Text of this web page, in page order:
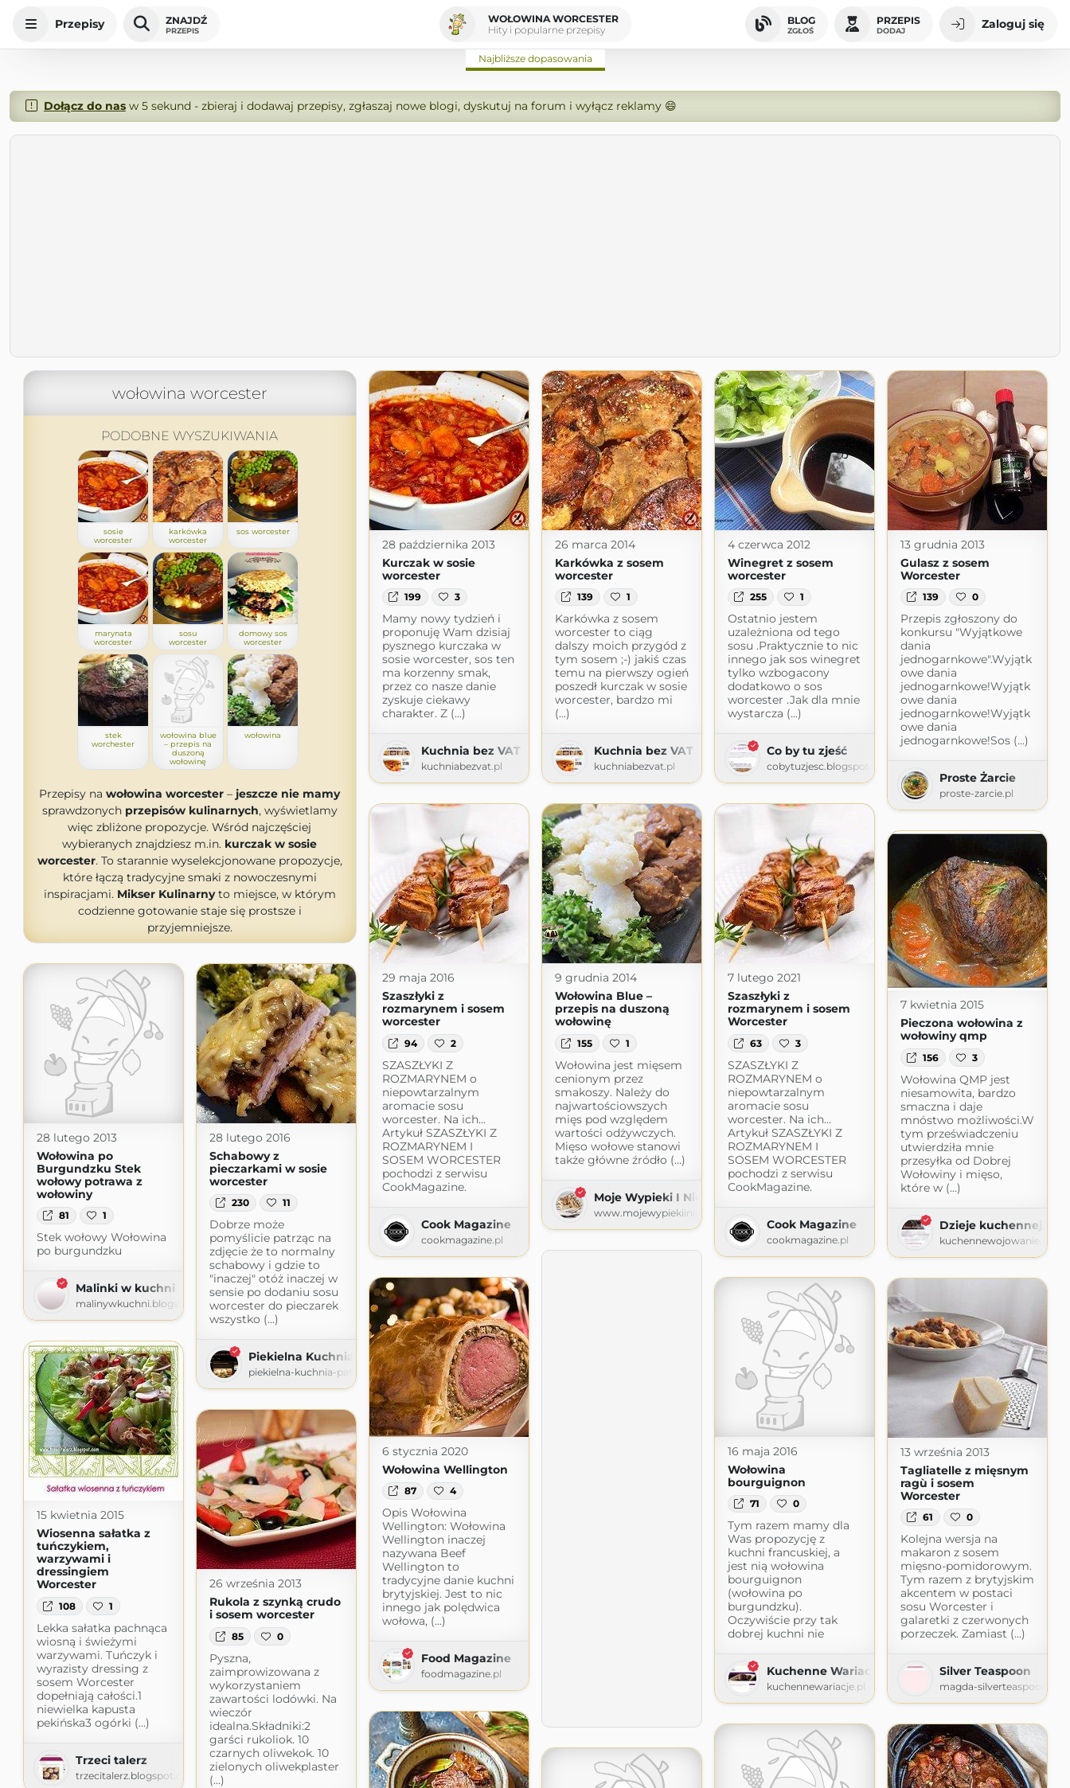
Przepisy ZNAJDŹ
PRZEPIS
WOŁOWINA WORCESTER
Hity i popularne przepisy
BLOG
ZGŁOŚ
PRZEPIS
DODAJ Zaloguj się
Najbliższe dopasowania
Dołącz do nasw 5 sekund - zbieraj i dodawaj przepisy, zgłaszaj nowe blogi, dyskutuj na forum i wyłącz reklamy 😄
wołowina worcester
PODOBNE WYSZUKIWANIA
sosie
worcester
karkówka
worcester
sos worcester
marynata
worcester
sosu
worcester
domowy sos
worcester
stek
worchester
wołowina blue
– przepis na
duszoną
wołowinę
wołowina
Przepisy na wołowina worcester – jeszcze nie mamy
sprawdzonych przepisów kulinarnych, wyświetlamy
więc zbliżone propozycje. Wśród najczęściej
wybieranych znajdziesz m.in. kurczak w sosie
worcester. To starannie wyselekcjonowane propozycje,
które łączą tradycyjne smaki z nowoczesnymi
inspiracjami. Mikser Kulinarnyto miejsce, w którym
codzienne gotowanie staje się prostsze i
przyjemniejsze.
28 października 2013
Kurczak w sosie
worcester
199 3
Mamy nowy tydzień i
proponuję Wam dzisiaj
pysznego kurczaka w
sosie worcester, sos ten
ma korzenny smak,
przez co nasze danie
zyskuje ciekawy
charakter. Z (...)
Kuchnia bez VAT
kuchniabezvat.pl
26 marca 2014
Karkówka z sosem
worcester
139 1
Karkówka z sosem
worcester to ciąg
dalszy moich przygód z
tym sosem ;-) jakiś czas
temu na pierwszy ogień
poszedł kurczak w sosie
worcester, bardzo mi
(...)
Kuchnia bez VAT
kuchniabezvat.pl
4 czerwca 2012
Winegret z sosem
worcester
255 1
Ostatnio jestem
uzależniona od tego
sosu .Praktycznie to nic
innego jak sos winegret
tylko wzbogacony
dodatkowo o sos
worcester .Jak dla mnie
wystarcza (...)
Co by tu zjeść
cobytuzjesc.blogspot.com
13 grudnia 2013
Gulasz z sosem
Worcester
139 0
Przepis zgłoszony do
konkursu "Wyjątkowe
dania
jednogarnkowe".Wyjątk
owe dania
jednogarnkowe!Wyjątk
owe dania
jednogarnkowe!Wyjątk
owe dania
jednogarnkowe!Sos (...)
Proste Żarcie
proste-zarcie.pl
29 maja 2016
Szaszłyki z
rozmarynem i sosem
worcester
94 2
SZASZŁYKI Z
ROZMARYNEM o
niepowtarzalnym
aromacie sosu
worcester. Na ich...
Artykuł SZASZŁYKI Z
ROZMARYNEM I
SOSEM WORCESTER
pochodzi z serwisu
CookMagazine.
Cook Magazine
cookmagazine.pl
9 grudnia 2014
Wołowina Blue –
przepis na duszoną
wołowinę
155 1
Wołowina jest mięsem
cenionym przez
smakoszy. Należy do
najwartościowszych
mięs pod względem
wartości odżywczych.
Mięso wołowe stanowi
także główne źródło (...)
Moje Wypieki I Nie Tylko
www.mojewypiekiinietylko.com
7 lutego 2021
Szaszłyki z
rozmarynem i sosem
Worcester
63 3
SZASZŁYKI Z
ROZMARYNEM o
niepowtarzalnym
aromacie sosu
worcester. Na ich...
Artykuł SZASZŁYKI Z
ROZMARYNEM I
SOSEM WORCESTER
pochodzi z serwisu
CookMagazine.
Cook Magazine
cookmagazine.pl
7 kwietnia 2015
Pieczona wołowina z
wołowiny qmp
156 3
Wołowina QMP jest
niesamowita, bardzo
smaczna i daje
mnóstwo możliwości.W
tym przeświadczeniu
utwierdziła mnie
przesyłka od Dobrej
Wołowiny i mięso,
które w (...)
Dzieje kuchennej
28 lutego 2013
Wołowina po
Burgundzku Stek
wołowy potrawa z
wołowiny
81 1
Stek wołowy Wołowina
po burgundzku
Malinki w kuchni
malinywkuchni.blogspot.com
28 lutego 2016
Schabowy z
pieczarkami w sosie
worcester
230 11
Dobrze może
pomyślicie patrząc na
zdjęcie że to normalny
schabowy i gdzie to
"inaczej" otóż inaczej w
sensie po dodaniu sosu
worcester do pieczarek
wszystko (...)
Piekielna Kuchnia Pati
piekielna-kuchnia-pati.blogspot.com
6 stycznia 2020
Wołowina Wellington
87 4
Opis Wołowina
Wellington: Wołowina
Wellington inaczej
nazywana Beef
Wellington to
tradycyjne danie kuchni
brytyjskiej. Jest to nic
innego jak polędwica
wołowa, (...)
Food Magazine
foodmagazine.pl
16 maja 2016
Wołowina
bourguignon
71 0
Tym razem mamy dla
Was propozycję z
kuchni francuskiej, a
jest nią wołowina
bourguignon
(wołowina po
burgundzku).
Oczywiście przy tak
dobrej kuchni nie
Kuchenne Wariacje
kuchennewariacje.pl
13 września 2013
Tagliatelle z mięsnym
ragù i sosem
Worcester
61 0
Kolejna wersja na
makaron z sosem
mięsno-pomidorowym.
Tym razem z brytyjskim
akcentem w postaci
sosu Worcester i
galaretki z czerwonych
porzeczek. Zamiast (...)
Silver Teaspoon
magda-
15 kwietnia 2015
Wiosenna sałatka z
tuńczykiem,
warzywami i
dressingiem
Worcester
108 1
Lekka sałatka pachnąca
wiosną i świeżymi
warzywami. Tuńczyk i
wyrazisty dressing z
sosem Worcester
dopełniają całości.1
niewielka kapusta
pekińska3 ogórki (...)
Trzeci talerz
trzecitalerz.blogspot.com
26 września 2013
Rukola z szynką crudo
i sosem worcester
85 0
Pyszna,
zaimprowizowana z
wykorzystaniem
zawartości lodówki. Na
wieczór
idealna.Składniki:2
garści rukoliok. 10
czarnych oliwekok. 10
zielonych oliwekplaster
(...)